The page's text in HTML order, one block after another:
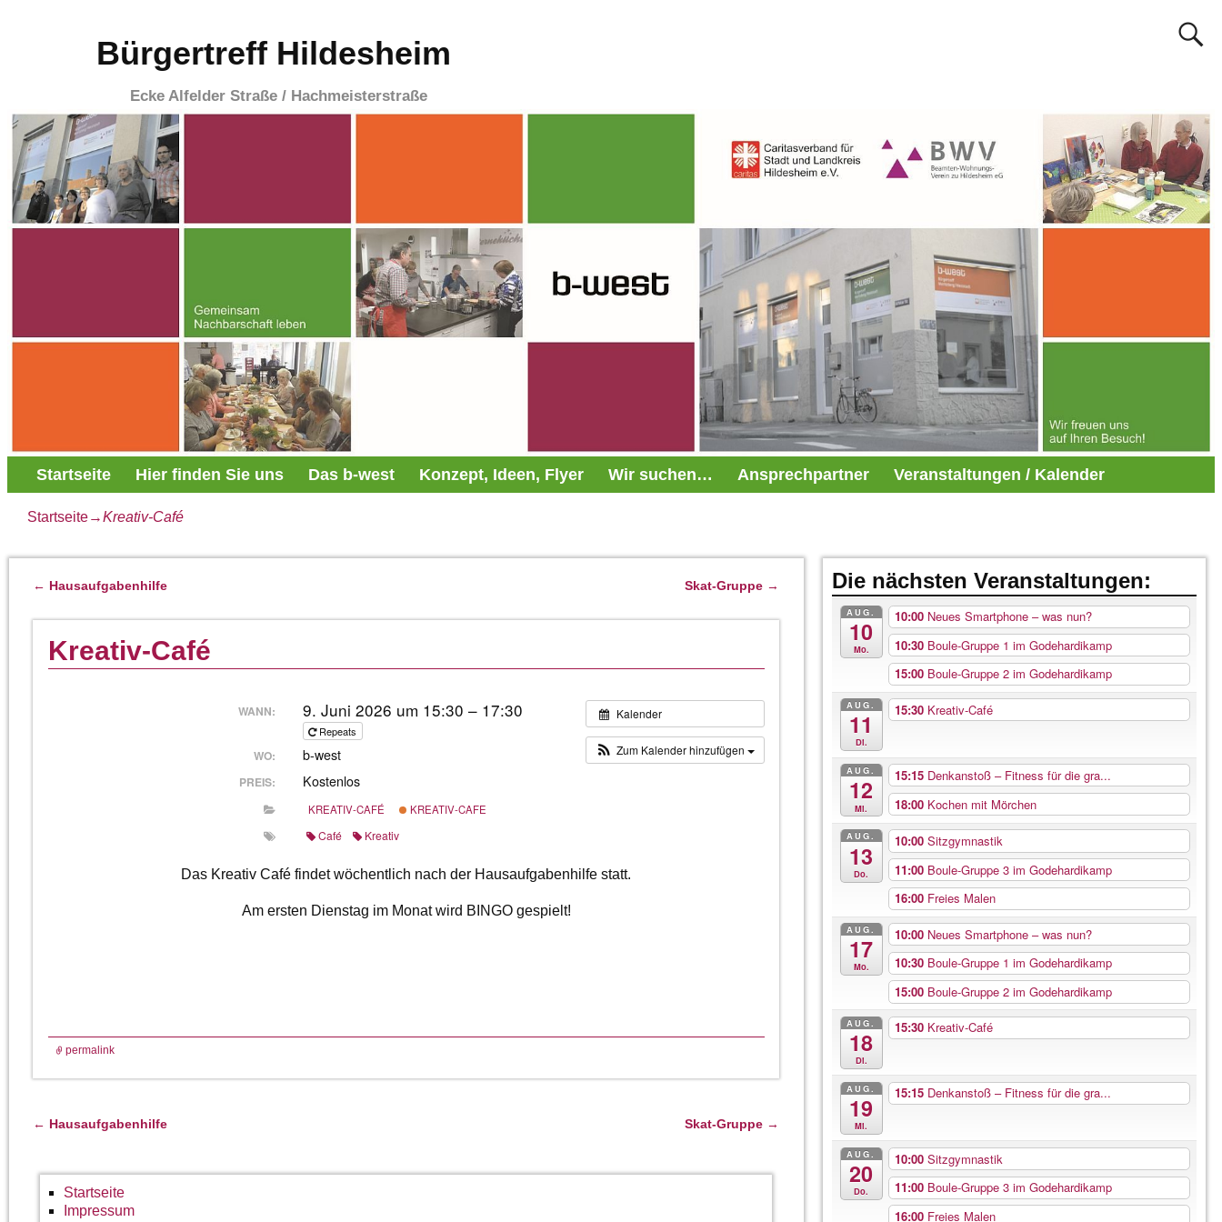
Bürgertreff Hildesheim
Ecke Alfelder Straße / Hachmeisterstraße
Startseite Hier finden Sie uns Das b-west Konzept, Ideen, Flyer Wir suchen… Ansprechpartner Veranstaltungen / Kalender
Startseite→Kreativ-Café
← Hausaufgabenhilfe Skat-Gruppe →
Kreativ-Café
Kalender
Zum Kalender hinzufügen
WANN: 9. Juni 2026 um 15:30 – 17:30
Repeats
WO: b-west
PREIS: Kostenlos
KREATIV-CAFÉ KREATIV-CAFE
Café Kreativ
Das Kreativ Café findet wöchentlich nach der Hausaufgabenhilfe statt.
Am ersten Dienstag im Monat wird BINGO gespielt!
permalink
← Hausaufgabenhilfe Skat-Gruppe →
Startseite
Impressum
Die nächsten Veranstaltungen:
AUG.
10
Mo.
10:00 Neues Smartphone – was nun?
10:30 Boule-Gruppe 1 im Godehardikamp
15:00 Boule-Gruppe 2 im Godehardikamp
AUG.
11
Di.
15:30 Kreativ-Café
AUG.
12
Mi.
15:15 Denkanstoß – Fitness für die gra...
18:00 Kochen mit Mörchen
AUG.
13
Do.
10:00 Sitzgymnastik
11:00 Boule-Gruppe 3 im Godehardikamp
16:00 Freies Malen
AUG.
17
Mo.
10:00 Neues Smartphone – was nun?
10:30 Boule-Gruppe 1 im Godehardikamp
15:00 Boule-Gruppe 2 im Godehardikamp
AUG.
18
Di.
15:30 Kreativ-Café
AUG.
19
Mi.
15:15 Denkanstoß – Fitness für die gra...
AUG.
20
Do.
10:00 Sitzgymnastik
11:00 Boule-Gruppe 3 im Godehardikamp
16:00 Freies Malen